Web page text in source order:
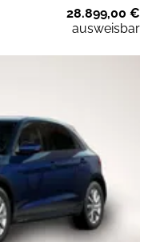
28.899,00 €
ausweisbar